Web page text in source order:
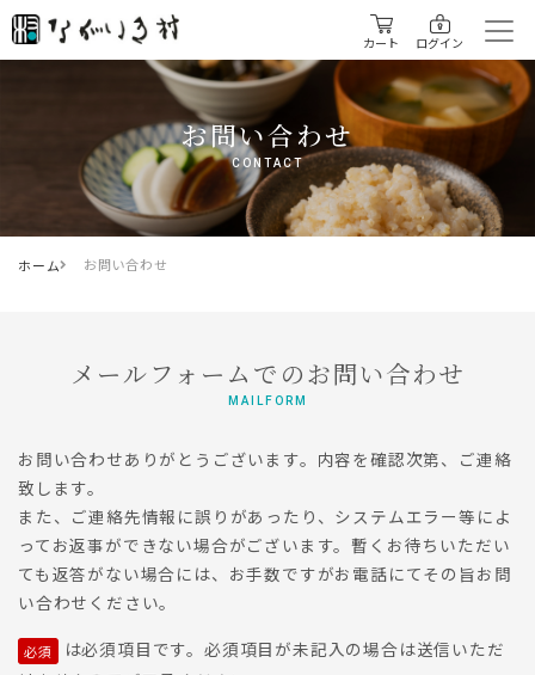
カート ログイン
お問い合わせ
CONTACT
ホーム お問い合わせ
メールフォームでのお問い合わせ
MAILFORM
お問い合わせありがとうございます。内容を確認次第、ご連絡
致します。
また、ご連絡先情報に誤りがあったり、システムエラー等によ
ってお返事ができない場合がございます。暫くお待ちいただい
ても返答がない場合には、お手数ですがお電話にてその旨お問
い合わせください。
は必須項目です。必須項目が未記入の場合は送信いただ